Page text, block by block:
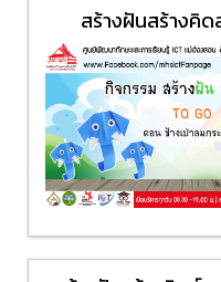
สร้างฝันสร้างคิด